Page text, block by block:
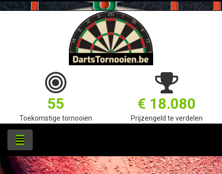
55
Toekomstige tornooien
€ 18.080
Prijzengeld te verdelen